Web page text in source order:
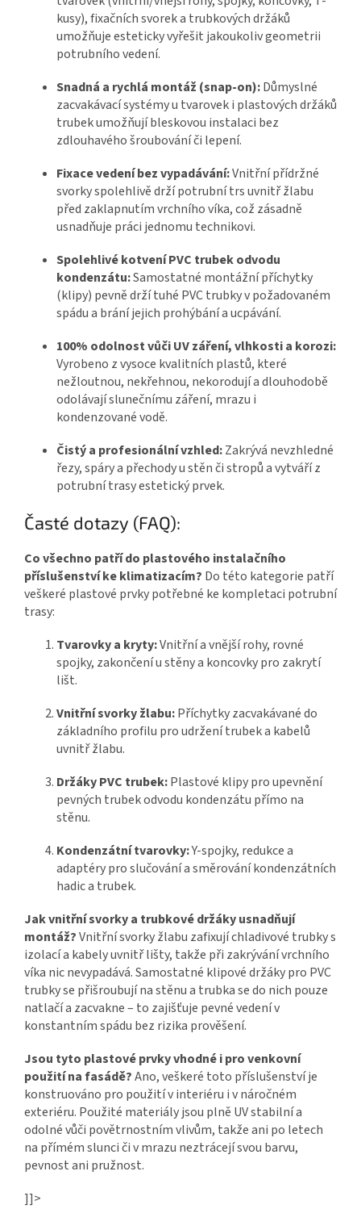
kusy), fixačních svorek a trubkových držáků
umožňuje esteticky vyřešit jakoukoliv geometrii
potrubního vedení.
Snadná a rychlá montáž (snap-on):Důmyslné
zacvakávací systémy u tvarovek i plastových držáků
trubek umožňují bleskovou instalaci bez
zdlouhavého šroubování či lepení.
Fixace vedení bez vypadávání:Vnitřní přídržné
svorky spolehlivě drží potrubní trs uvnitř žlabu
před zaklapnutím vrchního víka, což zásadně
usnadňuje práci jednomu technikovi.
Spolehlivé kotvení PVC trubek odvodu
kondenzátu:Samostatné montážní příchytky
(klipy) pevně drží tuhé PVC trubky v požadovaném
spádu a brání jejich prohýbání a ucpávání.
100% odolnost vůči UV záření, vlhkosti a korozi:
Vyrobeno z vysoce kvalitních plastů, které
nežloutnou, nekřehnou, nekorodují a dlouhodobě
odolávají slunečnímu záření, mrazu i
kondenzované vodě.
Čistý a profesionální vzhled:Zakrývá nevzhledné
řezy, spáry a přechody u stěn či stropů a vytváří z
potrubní trasy estetický prvek.
Časté dotazy (FAQ):
Co všechno patří do plastového instalačního
příslušenství ke klimatizacím? Do této kategorie patří
veškeré plastové prvky potřebné ke kompletaci potrubní
trasy:
Tvarovky a kryty:Vnitřní a vnější rohy, rovné
spojky, zakončení u stěny a koncovky pro zakrytí
lišt.
Vnitřní svorky žlabu:Příchytky zacvakávané do
základního profilu pro udržení trubek a kabelů
uvnitř žlabu.
Držáky PVC trubek:Plastové klipy pro upevnění
pevných trubek odvodu kondenzátu přímo na
stěnu.
Kondenzátní tvarovky:Y-spojky, redukce a
adaptéry pro slučování a směrování kondenzátních
hadic a trubek.
Jak vnitřní svorky a trubkové držáky usnadňují
montáž?Vnitřní svorky žlabu zafixují chladivové trubky s
izolací a kabely uvnitř lišty, takže při zakrývání vrchního
víka nic nevypadává. Samostatné klipové držáky pro PVC
trubky se přišroubují na stěnu a trubka se do nich pouze
natlačí a zacvakne – to zajišťuje pevné vedení v
konstantním spádu bez rizika prověšení.
Jsou tyto plastové prvky vhodné i pro venkovní
použití na fasádě?Ano, veškeré toto příslušenství je
konstruováno pro použití v interiéru i v náročném
exteriéru. Použité materiály jsou plně UV stabilní a
odolné vůči povětrnostním vlivům, takže ani po letech
na přímém slunci či v mrazu neztrácejí svou barvu,
pevnost ani pružnost.
]]>